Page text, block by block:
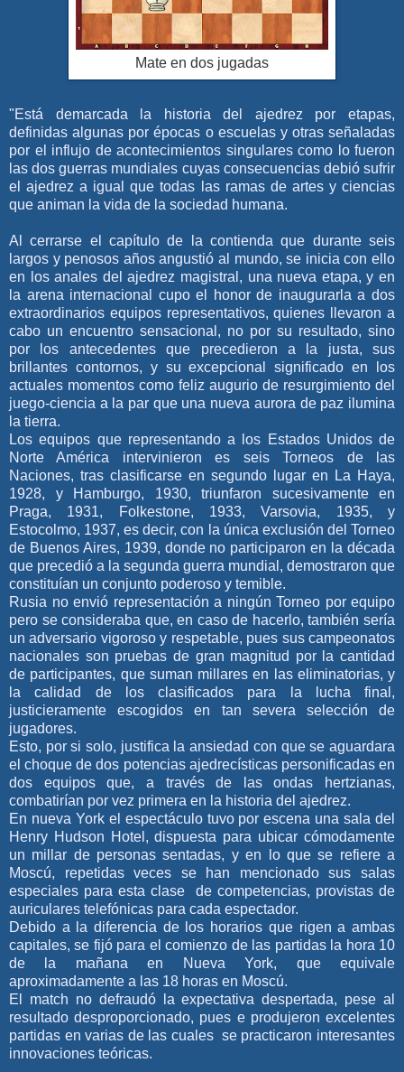
Mate en dos jugadas
"Está demarcada la historia del ajedrez por etapas,
definidas algunas por épocas o escuelas y otras señaladas
por el influjo de acontecimientos singulares como lo fueron
las dos guerras mundiales cuyas consecuencias debió sufrir
el ajedrez a igual que todas las ramas de artes y ciencias
que animan la vida de la sociedad humana.
Al cerrarse el capítulo de la contienda que durante seis
largos y penosos años angustió al mundo, se inicia con ello
en los anales del ajedrez magistral, una nueva etapa, y en
la arena internacional cupo el honor de inaugurarla a dos
extraordinarios equipos representativos, quienes llevaron a
cabo un encuentro sensacional, no por su resultado, sino
por los antecedentes que precedieron a la justa, sus
brillantes contornos, y su excepcional significado en los
actuales momentos como feliz augurio de resurgimiento del
juego-ciencia a la par que una nueva aurora de paz ilumina
la tierra.
Los equipos que representando a los Estados Unidos de
Norte América intervinieron es seis Torneos de las
Naciones, tras clasificarse en segundo lugar en La Haya,
1928, y Hamburgo, 1930, triunfaron sucesivamente en
Praga, 1931, Folkestone, 1933, Varsovia, 1935, y
Estocolmo, 1937, es decir, con la única exclusión del Torneo
de Buenos Aires, 1939, donde no participaron en la década
que precedió a la segunda guerra mundial, demostraron que
constituían un conjunto poderoso y temible.
Rusia no envió representación a ningún Torneo por equipo
pero se consideraba que, en caso de hacerlo, también sería
un adversario vigoroso y respetable, pues sus campeonatos
nacionales son pruebas de gran magnitud por la cantidad
de participantes, que suman millares en las eliminatorias, y
la calidad de los clasificados para la lucha final,
justicieramente escogidos en tan severa selección de
jugadores.
Esto, por si solo, justifica la ansiedad con que se aguardara
el choque de dos potencias ajedrecísticas personificadas en
dos equipos que, a través de las ondas hertzianas,
combatirían por vez primera en la historia del ajedrez.
En nueva York el espectáculo tuvo por escena una sala del
Henry Hudson Hotel, dispuesta para ubicar cómodamente
un millar de personas sentadas, y en lo que se refiere a
Moscú, repetidas veces se han mencionado sus salas
especiales para esta clase de competencias, provistas de
auriculares telefónicas para cada espectador.
Debido a la diferencia de los horarios que rigen a ambas
capitales, se fijó para el comienzo de las partidas la hora 10
de la mañana en Nueva York, que equivale
aproximadamente a las 18 horas en Moscú.
El match no defraudó la expectativa despertada, pese al
resultado desproporcionado, pues e produjeron excelentes
partidas en varias de las cuales se practicaron interesantes
innovaciones teóricas.